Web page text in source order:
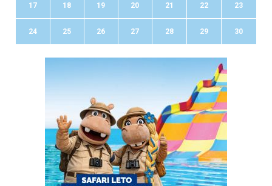
17 18 19 20 21 22 23
24 25 26 27 28 29 30